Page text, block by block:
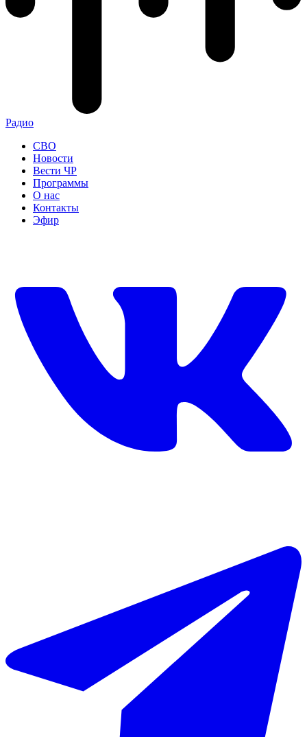
Радио
СВО
Новости
Вести ЧР
Программы
О нас
Контакты
Эфир